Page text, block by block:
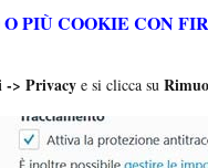
PIÙ COOKIE CON
-> Privacy e si clicca su